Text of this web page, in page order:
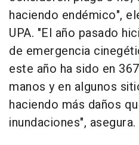
haciendo endémico",
UPA. "El año pasado
de emergencia
este año ha sido en
manos y en algunos
haciendo más daños
inundaciones", asegura.